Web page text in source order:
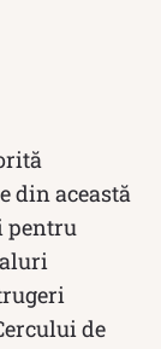
din această
pentru
de